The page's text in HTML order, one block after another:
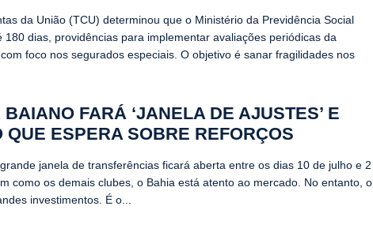
da União (TCU) determinou que o Ministério da Previdência Social
180 dias, providências para implementar avaliações periódicas da
foco nos segurados especiais. O objetivo é sanar fragilidades nos
FARÁ ‘JANELA DE AJUSTES’ E
QUE ESPERA SOBRE REFORÇOS
janela de transferências ficará aberta entre os dias 10 de julho e 2
como os demais clubes, o Bahia está atento ao mercado. No entanto, o
investimentos. É o...